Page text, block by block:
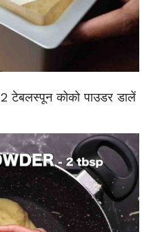
टेबलस्पून कोको पाउडर डालें